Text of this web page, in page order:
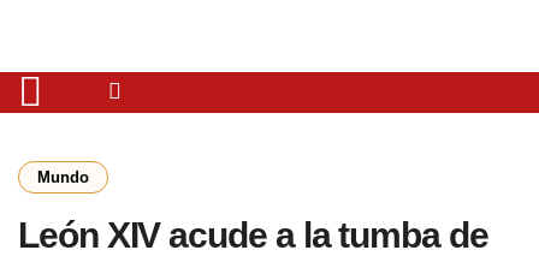
Mundo
León XIV acude a la tumba de